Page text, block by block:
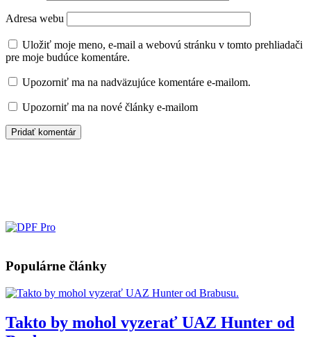
Adresa webu
Uložiť moje meno, e-mail a webovú stránku v tomto prehliadači
pre moje budúce komentáre.
Upozorniť ma na nadväzujúce komentáre e-mailom.
Upozorniť ma na nové články e-mailom
Populárne články
Takto by mohol vyzerať UAZ Hunter od